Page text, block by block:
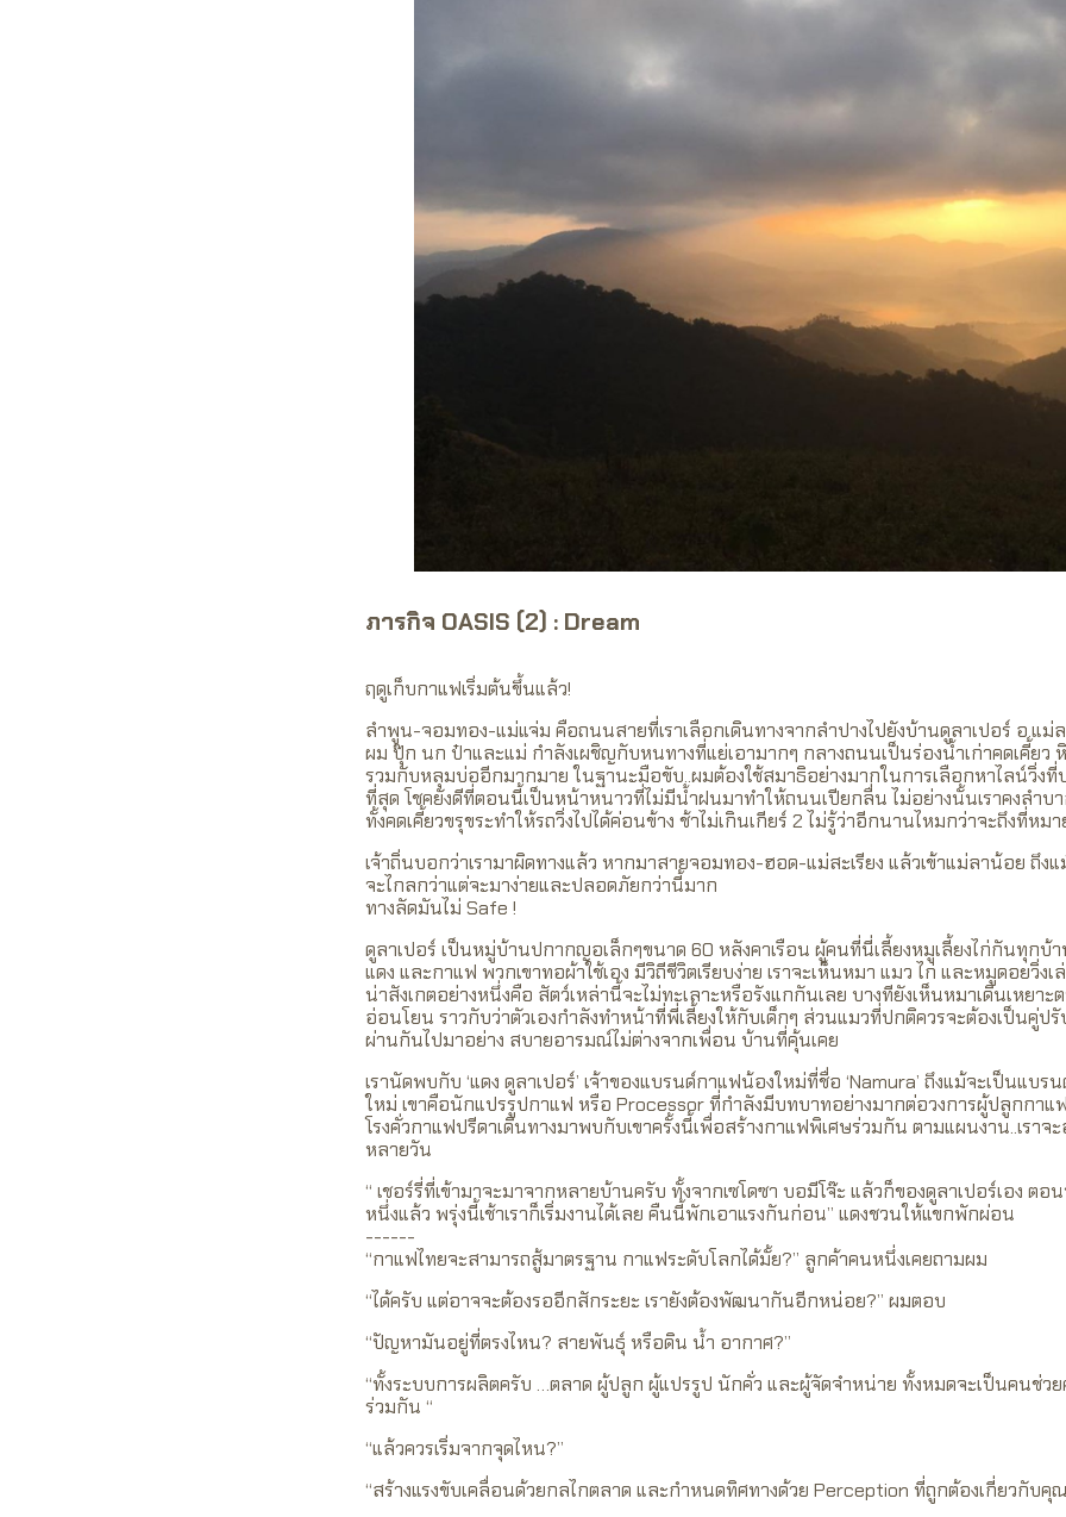
ภารกิจ OASIS (2) : Dream
ฤดูเก็บกาแฟเริ่มต้นขึ้นแล้ว!
ลำพูน-จอมทอง-แม่แจ่ม คือถนนสายที่เราเลือกเดินทางจากลำปางไปยังบ้านดูลาเปอร์ อ.แ
ผม ปุ๊ก นก ป๋าและแม่ กำลังเผชิญกับหนทางที่แย่เอามากๆ กลางถนนเป็นร่องน้ำเก่าคดเคี้ยว
รวมกับหลุมบ่ออีกมากมาย ในฐานะมือขับ..ผมต้องใช้สมาธิอย่างมากในการเลือกหาไลน์วิ่ง
ที่สุด โชคยังดีที่ตอนนี้เป็นหน้าหนาวที่ไม่มีน้ำฝนมาทำให้ถนนเปียกลื่น ไม่อย่างนั้นเราคงลำบ
ทั้งคดเคี้ยวขรุขระทำให้รถวิ่งไปได้ค่อนข้าง ช้าไม่เกินเกียร์ 2 ไม่รู้ว่าอีกนานไหมกว่าจะถึงที่หม
เจ้าถิ่นบอกว่าเรามาผิดทางแล้ว หากมาสายจอมทอง-ฮอด-แม่สะเรียง แล้วเข้าแม่ลาน้อย ถึงแ
จะไกลกว่าแต่จะมาง่ายและปลอดภัยกว่านี้มาก
ทางลัดมันไม่ Safe !
ดูลาเปอร์ เป็นหมู่บ้านปกากญอเล็กๆขนาด 60 หลังคาเรือน ผู้คนที่นี่เลี้ยงหมูเลี้ยงไก่กันทุกบ้
แดง และกาแฟ พวกเขาทอผ้าใช้เอง มีวิถีชีวิตเรียบง่าย เราจะเห็นหมา แมว ไก่ และหมูดอยวิ่ง
น่าสังเกตอย่างหนึ่งคือ สัตว์เหล่านี้จะไม่ทะเลาะหรือรังแกกันเลย บางทียังเห็นหมาเดินเหยาะ
อ่อนโยน ราวกับว่าตัวเองกำลังทำหน้าที่พี่เลี้ยงให้กับเด็กๆ ส่วนแมวที่ปกติควรจะต้องเป็นคู่ป
ผ่านกันไปมาอย่าง สบายอารมณ์ไม่ต่างจากเพื่อน บ้านที่คุ้นเคย
เรานัดพบกับ ‘แดง ดูลาเปอร์’ เจ้าของแบรนด์กาแฟน้องใหม่ที่ชื่อ ‘Namura’ ถึงแม้จะเป็นแบร
ใหม่ เขาคือนักแปรรูปกาแฟ หรือ Processor ที่กำลังมีบทบาทอย่างมากต่อวงการผู้ปลูกกา
โรงคั่วกาแฟปรีดาเดินทางมาพบกับเขาครั้งนี้เพื่อสร้างกาแฟพิเศษร่วมกัน ตามแผนงาน..เราจ
หลายวัน
“ เชอร์รี่ที่เข้ามาจะมาจากหลายบ้านครับ ทั้งจากเซโดซา บอมีโจ๊ะ แล้วก็ของดูลาเปอร์เอง ตอ
หนึ่งแล้ว พรุ่งนี้เช้าเราก็เริ่มงานได้เลย คืนนี้พักเอาแรงกันก่อน” แดงชวนให้แขกพักผ่อน
------
“กาแฟไทยจะสามารถสู้มาตรฐาน กาแฟระดับโลกได้มั้ย?” ลูกค้าคนหนึ่งเคยถามผม
“ได้ครับ แต่อาจจะต้องรออีกสักระยะ เรายังต้องพัฒนากันอีกหน่อย?” ผมตอบ
“ปัญหามันอยู่ที่ตรงไหน? สายพันธุ์ หรือดิน น้ำ อากาศ?”
“ทั้งระบบการผลิตครับ …ตลาด ผู้ปลูก ผู้แปรรูป นักคั่ว และผู้จัดจำหน่าย ทั้งหมดจะเป็นคนช่
ร่วมกัน “
“แล้วควรเริ่มจากจุดไหน?”
“สร้างแรงขับเคลื่อนด้วยกลไกตลาด และกำหนดทิศทางด้วย Perception ที่ถูกต้องเกี่ยวกับคุ